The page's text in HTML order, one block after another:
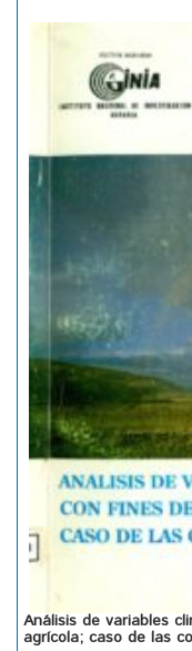
Análisis de variables
agrícola; caso de las